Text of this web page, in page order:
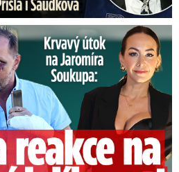
Agáty na zmlácení jejího ex